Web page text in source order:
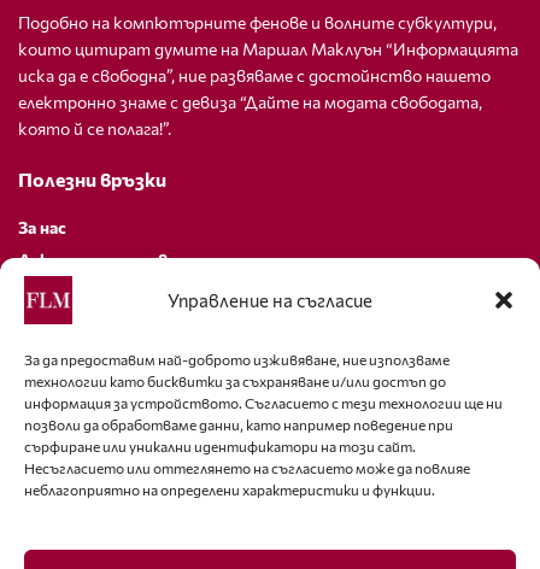
Управление на съгласие
За да предоставим най-доброто изживяване, ние използваме
технологии като бисквитки за съхраняване и/или достъп до
информация за устройството. Съгласието с тези технологии ще ни
позволи да обработваме данни, като например поведение при
сърфиране или уникални идентификатори на този сайт.
Несъгласието или оттеглянето на съгласието може да повлияе
неблагоприятно на определени характеристики и функции.
Подобно на компютърните фенове и волните субкултури,
които цитират думите на Маршал Маклуън “Информацията
иска да е свободна”, ние развяваме с достойнство нашето
електронно знаме с девиза “Дайте на модата свободата,
която й се полага!”.
Полезни връзки
За нас
Декларация за поверителност
Политика за бисквитки
За контакти
editor@fashion-lifestyle.net
+359 88 227 33 47
Последвайте ни
Facebook